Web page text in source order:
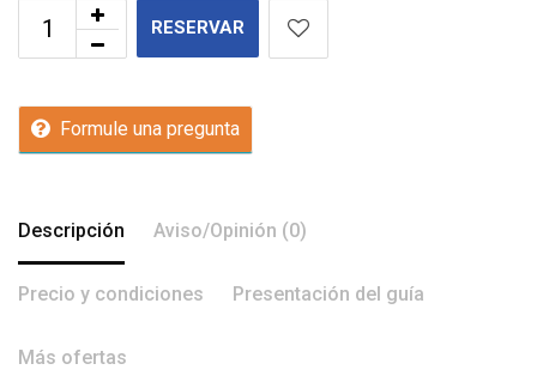
RESERVAR
Formule una pregunta
Descripción Aviso/Opinión (0)
Precio y condiciones Presentación del guía
Más ofertas